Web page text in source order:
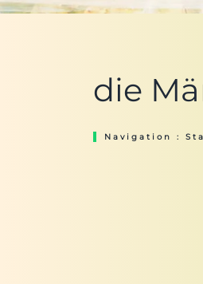
die
Navigation :